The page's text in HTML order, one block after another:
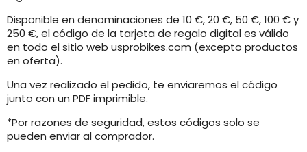
Disponible en denominaciones de 10 €, 20 €, 50 €, 100 € y
250 €, el código de la tarjeta de regalo digital es válido
en todo el sitio web usprobikes.com (excepto productos
en oferta).
Una vez realizado el pedido, te enviaremos el código
junto con un PDF imprimible.
*Por razones de seguridad, estos códigos solo se
pueden enviar al comprador.